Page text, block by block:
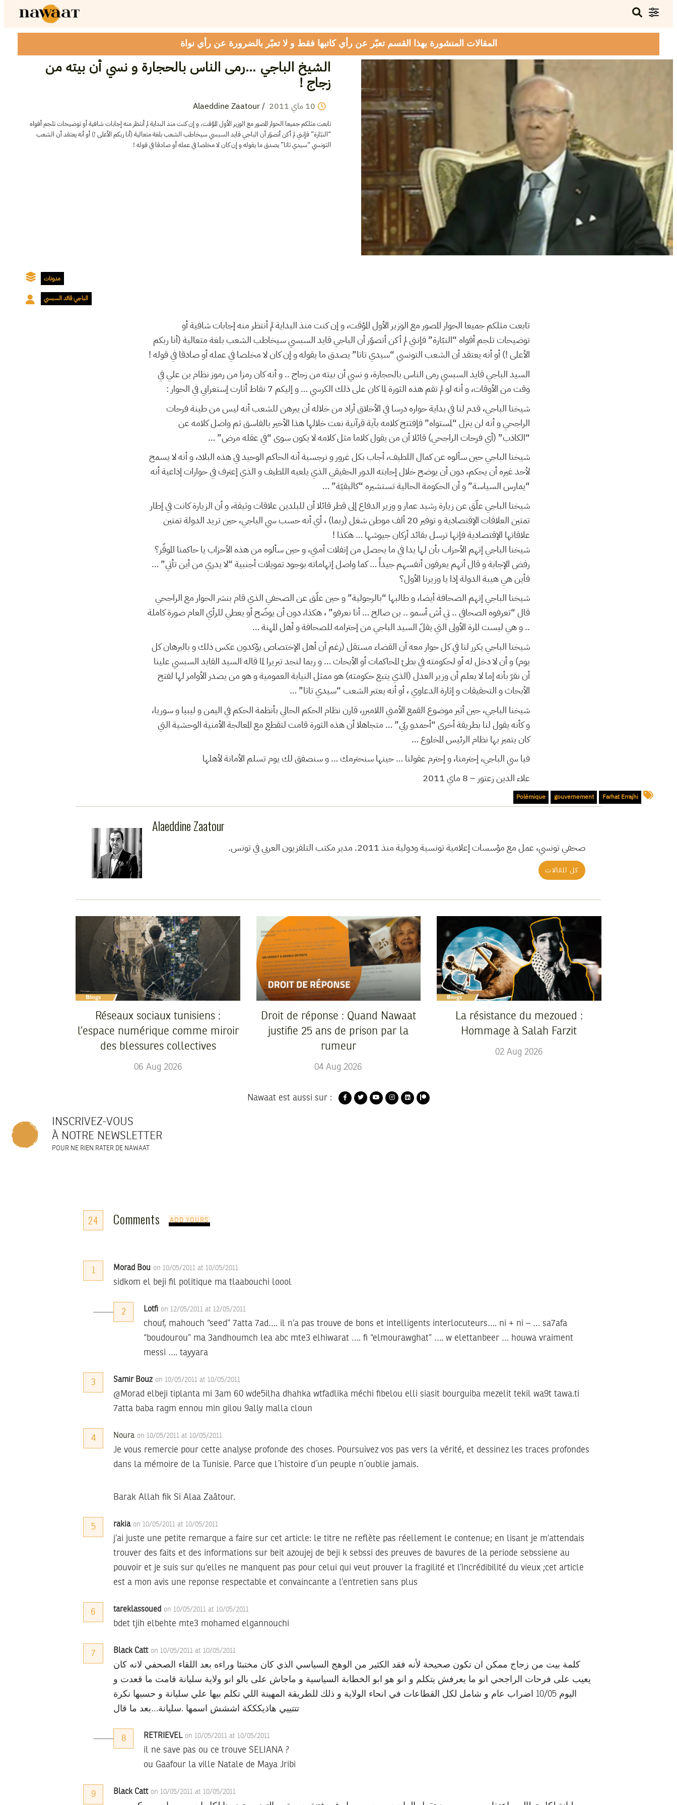
المقالات المنشورة بهذا القسم تعبّر عن رأي كاتبها فقط و لا تعبّر بالضرورة عن رأي نواة
الشيخ الباجي …رمى الناس بالحجارة و نسي أن بيته من
زجاج !
10 ماي 2011
/
Alaeddine Zaatour
تابعت مثلكم جميعا الحوار المصور مع الوزير الأول المؤقت، و إن كنت منذ البداية لم أنتظر منه إجابات شافية أو توضيحات تلجم أفواه
“النبّارة” فإنني لم أكن أتصوّر أن الباجي قايد السبسي سيخاطب الشعب بلغة متعالية (أنا ربكم الأعلى !) أو أنه يعتقد أن الشعب
التونسي “سيدي تاتا” يصدق ما يقوله و إن كان لا مخلصا في عمله أو صادقا في قوله !
مدونات
الباجي قائد السبسي
تابعت مثلكم جميعا الحوار المصور مع الوزير الأول المؤقت، و إن كنت منذ البداية لم أنتظر منه إجابات شافية أو
توضيحات تلجم أفواه “النبّارة” فإنني لم أكن أتصوّر أن الباجي قايد السبسي سيخاطب الشعب بلغة متعالية (أنا ربكم
الأعلى !) أو أنه يعتقد أن الشعب التونسي “سيدي تاتا” يصدق ما يقوله و إن كان لا مخلصا في عمله أو صادقا في قوله !
السيد الباجي قايد السبسي رمى الناس بالحجارة، و نسي أن بيته من زجاج .. و أنه كان رمزا من رموز نظام بن علي في
وقت من الأوقات، و أنه لو لم تقم هذه الثورة لما كان على ذلك الكرسي … و إليكم 7 نقاط أثارت إستغرابي في الحوار :
شيخنا الباجي، قدم لنا في بداية حواره درسا في الأخلاق أراد من خلاله أن يبرهن للشعب أنه ليس من طينة فرحات
الراجحي و أنه لن ينزل “لمستواه” فإفتتح كلامه بآية قرآنية نعت خلالها هذا الأخير بالفاسق ثم واصل كلامه عن
“الكاذب” (أي فرحات الراجحي) قائلا أن من يقول كلاما مثل كلامه لا يكون سوى “في عقله مرض” …
شيخنا الباجي حين سألوه عن كمال اللطيف، أجاب بكل غرور و نرجسية أنه الحاكم الوحيد في هذه البلاد، و أنه لا يسمح
لأحد غيره أن يحكم، دون أن يوضح خلال إجابته الدور الحقيقي الذي يلعبه اللطيف و الذي إعترف في حوارات إذاعية أنه
“يمارس السياسة” و أن الحكومة الحالية تستشيره “كالبقيّة” …
شيخنا الباجي علّق عن زيارة رشيد عمار و وزير الدفاع إلى قطر قائلا أن للبلدين علاقات وثيقة، و أن الزيارة كانت في إطار
تمتين العلاقات الإقتصادية و توفير 20 ألف موطن شغل (ربما) ، أي أنه حسب سي الباجي، حين تريد الدولة تمتين
علاقاتها الإقتصادية فإنها ترسل بقائد أركان جيوشها … هكذا !
شيخنا الباجي إتهم الأحزاب بأن لها يدا في ما يحصل من إنفلات أمني، و حين سألوه من هذه الأحزاب يا حاكمنا الموقّر؟
رفض الإجابة و قال أنهم يعرفون أنفسهم جيداً … كما واصل إتهاماته بوجود تمويلات أجنبية “لا يدري من أين تأتي” …
فأين هي هيبة الدولة إذا يا وزيرنا الأول؟
شيخنا الباجي إتهم الصحافة أيضا، و طالبها “بالرجولية” و حين علّق عن الصحفي الذي قام بنشر الحوار مع الراجحي
قال “تعرفوه الصحافي .. تي أش أسمو .. بن صالح … أنا نعرفو” ، هكذا، دون أن يوضّح أو يعطي للرأي العام صورة كاملة
.. و هي ليست المرة الأولى التي يقلّ السيد الباجي من إحترامه للصحافة و أهل المهنة …
شيخنا الباجي يكرر لنا في كل حوار معه أن القضاء مستقل (رغم أن أهل الإختصاص يؤكدون عكس ذلك و بالبرهان كل
يوم) و أن لا دخل له أو لحكومته في بطئ المحاكمات أو الأبحاث … و ربما لنجد تبريرا لما قاله السيد القايد السبسي علينا
أن نقرّ بأنه إما لا يعلم أن وزير العدل (الذي يتبع حكومته) هو ممثل النيابة العمومية و هو من يصدر الأوامر لها لفتح
الأبحاث و التحقيقات و إثارة الدعاوي ، أو أنه يعتبر الشعب “سيدي تاتا” …
شيخنا الباجي، حين أثير موضوع القمع الأمني اللامبرر، قارن نظام الحكم الحالي بأنظمة الحكم في اليمن و ليبيا و سوريا،
و كأنه يقول لنا بطريقة أخرى “أحمدو ربّي” … متجاهلا أن هذه الثورة قامت لتقطع مع المعالجة الأمنية الوحشية التي
كان يتميز بها نظام الرئيس المخلوع …
فيا سي الباجي، إحترمنا، و إحترم عقولنا … حينها سنحترمك … و سنصفق لك يوم تسلم الأمانة لأهلها
علاء الدين زعتور – 8 ماي 2011
Farhat Errajhi
gouvernement
Polémique
Alaeddine Zaatour
صحفي تونسي، عمل مع مؤسسات إعلامية تونسية ودولية منذ 2011. مدير مكتب التلفزيون العربي في تونس.
كل المقالات
Réseaux sociaux tunisiens :
l’espace numérique comme miroir
des blessures collectives
06 Aug 2026
Droit de réponse : Quand Nawaat
justifie 25 ans de prison par la
rumeur
04 Aug 2026
La résistance du mezoued :
Hommage à Salah Farzit
02 Aug 2026
Nawaat est aussi sur :
INSCRIVEZ-VOUS
À NOTRE NEWSLETTER
POUR NE RIEN RATER DE NAWAAT
24 Comments ADD YOURS
1 Morad Bou on 10/05/2011 at 10/05/2011
sidkom el beji fil politique ma tlaabouchi loool
2 Lotfi on 12/05/2011 at 12/05/2011
chouf, mahouch “seed” 7atta 7ad…. il n’a pas trouve de bons et intelligents interlocuteurs…. ni + ni – … sa7afa
“boudourou” ma 3andhoumch lea abc mte3 elhiwarat …. fi “elmourawghat” …. w elettanbeer … houwa vraiment
messi …. tayyara
3 Samir Bouz on 10/05/2011 at 10/05/2011
@Morad elbeji tiplanta mi 3am 60 wde5ilha dhahka wtfadlika méchi fibelou elli siasit bourguiba mezelit tekil wa9t tawa.ti
7atta baba ragm ennou min gilou 9ally malla cloun
4 Noura on 10/05/2011 at 10/05/2011
Je vous remercie pour cette analyse profonde des choses. Poursuivez vos pas vers la vérité, et dessinez les traces profondes
dans la mémoire de la Tunisie. Parce que l´histoire d´un peuple n´oublie jamais.
Barak Allah fik Si Alaa Zaâtour.
5 rakia on 10/05/2011 at 10/05/2011
j’ai juste une petite remarque a faire sur cet article: le titre ne reflète pas réellement le contenue; en lisant je m’attendais
trouver des faits et des informations sur beit azoujej de beji k sebssi des preuves de bavures de la periode sebssiene au
pouvoir et je suis sur qu’elles ne manquent pas pour celui qui veut prouver la fragilité et l’incrédibilité du vieux ;cet article
est a mon avis une reponse respectable et convaincante a l’entretien sans plus
6 tareklassoued on 10/05/2011 at 10/05/2011
bdet tjih elbehte mte3 mohamed elgannouchi
7 Black Catt on 10/05/2011 at 10/05/2011
كلمة بيت من زجاج ممكن ان تكون صحيحة لأنه فقد الكثير من الوهج السياسي الذي كان مختبئا وراءه بعد اللقاء الصحفي لانه كان
يعيب على فرحات الراجحي انو ما يعرفش يتكلم و انو هو ابو الخطابة السياسية و ماجاش على بالو انو ولاية سليانة قامت ما قعدت و
اليوم 10/05 اضراب عام و شامل لكل القطاعات في انحاء الولاية و ذلك للطريقة المهينة اللي تكلم بيها علي سليانة و حسبها نكرة
تتتييي هاذيكككة اششش اسمها .سليانة…بعد ما قال
8 RETRIEVEL on 10/05/2011 at 10/05/2011
il ne save pas ou ce trouve SELIANA ?
ou Gaafour la ville Natale de Maya Jribi
9 Black Catt on 10/05/2011 at 10/05/2011